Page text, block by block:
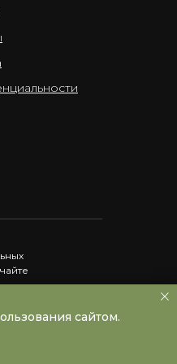
запрещённой в РФ
сайтом.